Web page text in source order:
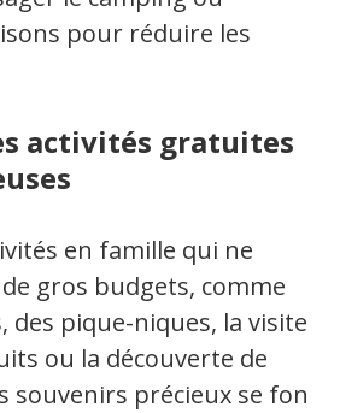
pour réduire les
activités gratuites
en famille qui ne
gros budgets, comme
des pique-niques, la visite
ou la découverte de
souvenirs précieux se font